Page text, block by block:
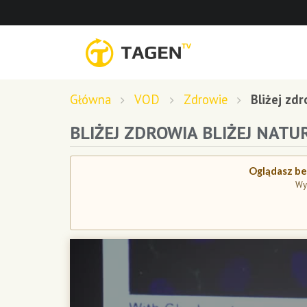
Główna VOD Zdrowie Bliżej
BLIŻEJ ZDROWIA BLIŻEJ
Oglądasz